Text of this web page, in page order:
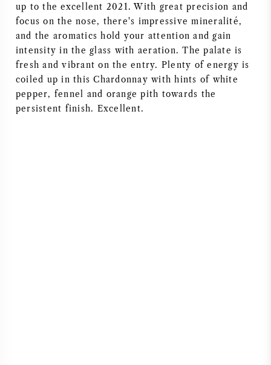
ITALIENISCHER WEIN
SPANISCHER WEIN
DEUTSCHER WEIN
AMERIKANISCHER WEIN
up to the excellent 2021. With great precision and
focus on the nose, there's impressive mineralité,
and the aromatics hold your attention and gain
intensity in the glass with aeration. The palate is
fresh and vibrant on the entry. Plenty of energy is
coiled up in this Chardonnay with hints of white
pepper, fennel and orange pith towards the
persistent finish. Excellent.